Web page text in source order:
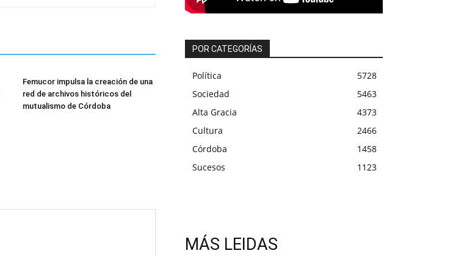
Femucor impulsa la creación de una
red de archivos históricos del
mutualismo de Córdoba
POR CATEGORÍAS
Política
5728
Sociedad
5463
Alta Gracia
4373
Cultura
2466
Córdoba
1458
Sucesos
1123
MÁS LEIDAS